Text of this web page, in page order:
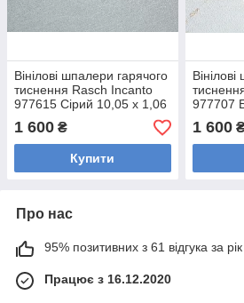
Вінілові шпалери гарячого
тиснення Rasch Incanto
977615 Сірий 10,05 x 1,06
м
1 600 ₴
Купити
977707
1,06 м
1 600
Про нас
95% позитивних з 61 відгука за рік
Працює з 16.12.2020